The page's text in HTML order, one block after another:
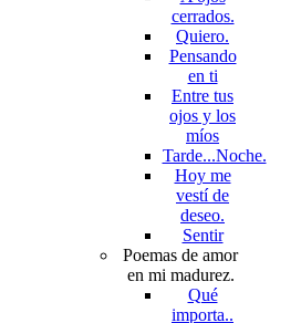
cerrados.
Quiero.
Pensando
en ti
Entre tus
ojos y los
míos
Tarde...Noche.
Hoy me
vestí de
deseo.
Sentir
Poemas de amor
en mi madurez.
Qué
importa..